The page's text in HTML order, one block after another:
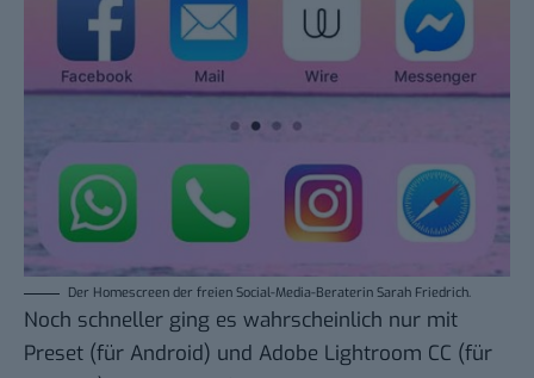
Der Homescreen der freien Social-Media-Beraterin Sarah Friedrich.
Noch schneller ging es wahrscheinlich nur mit
Preset (für Android) und Adobe Lightroom CC (für